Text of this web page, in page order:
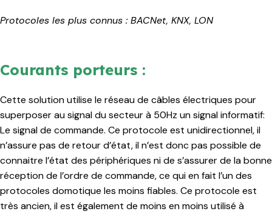
Protocoles les plus connus : BACNet, KNX, LON
Courants porteurs :
Cette solution utilise le réseau de câbles électriques pour
superposer au signal du secteur à 50Hz un signal informatif:
Le signal de commande. Ce protocole est unidirectionnel, il
n’assure pas de retour d’état, il n’est donc pas possible de
connaitre l’état des périphériques ni de s’assurer de la bonne
réception de l’ordre de commande, ce qui en fait l’un des
protocoles domotique les moins fiables. Ce protocole est
très ancien, il est également de moins en moins utilisé à